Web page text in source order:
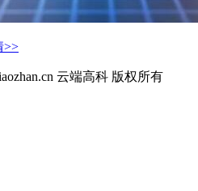
>>
云端高科 版权所有